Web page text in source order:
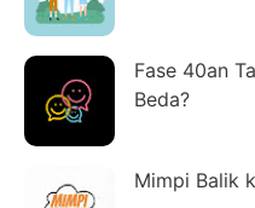
Fase 40an
Beda?
Mimpi Balik